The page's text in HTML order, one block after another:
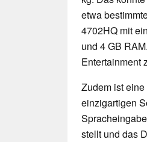
etwa
4702HQ mit
und 4 GB
Entertainment
Zudem ist
einzigartigen
stellt und das